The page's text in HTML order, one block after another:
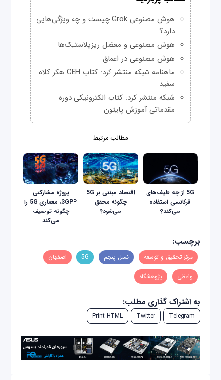
هوش مصنوعی Grok چیست و چه ویژگی‌هایی
دارد؟
هوش مصنوعی و معضل ریزپلاستیک‌ها
هوش مصنوعی در اعماق
ماهنامه شبکه منتشر کرد: کتاب CEH هکر کلاه
سفید
شبکه منتشر کرد: کتاب الکترونیکی دوره
مقدماتی آموزش پایتون
مطالب مرتبط
5G از چه طیف‌های
فرکانسی استفاده
می‌کند؟
اقتصاد مبتنی بر 5G
چگونه محقق
می‌شود؟
پروژه مشارکتی
3GPP، معماری 5G را
چگونه توصیف
می‌کند
برچسب:
مرکز تحقیق و توسعه نسل پنجم 5G اصفهان
واعظی پژوهشگاه
به اشتراک گذاری مطلب:
Telegram
Twitter
Print HTML